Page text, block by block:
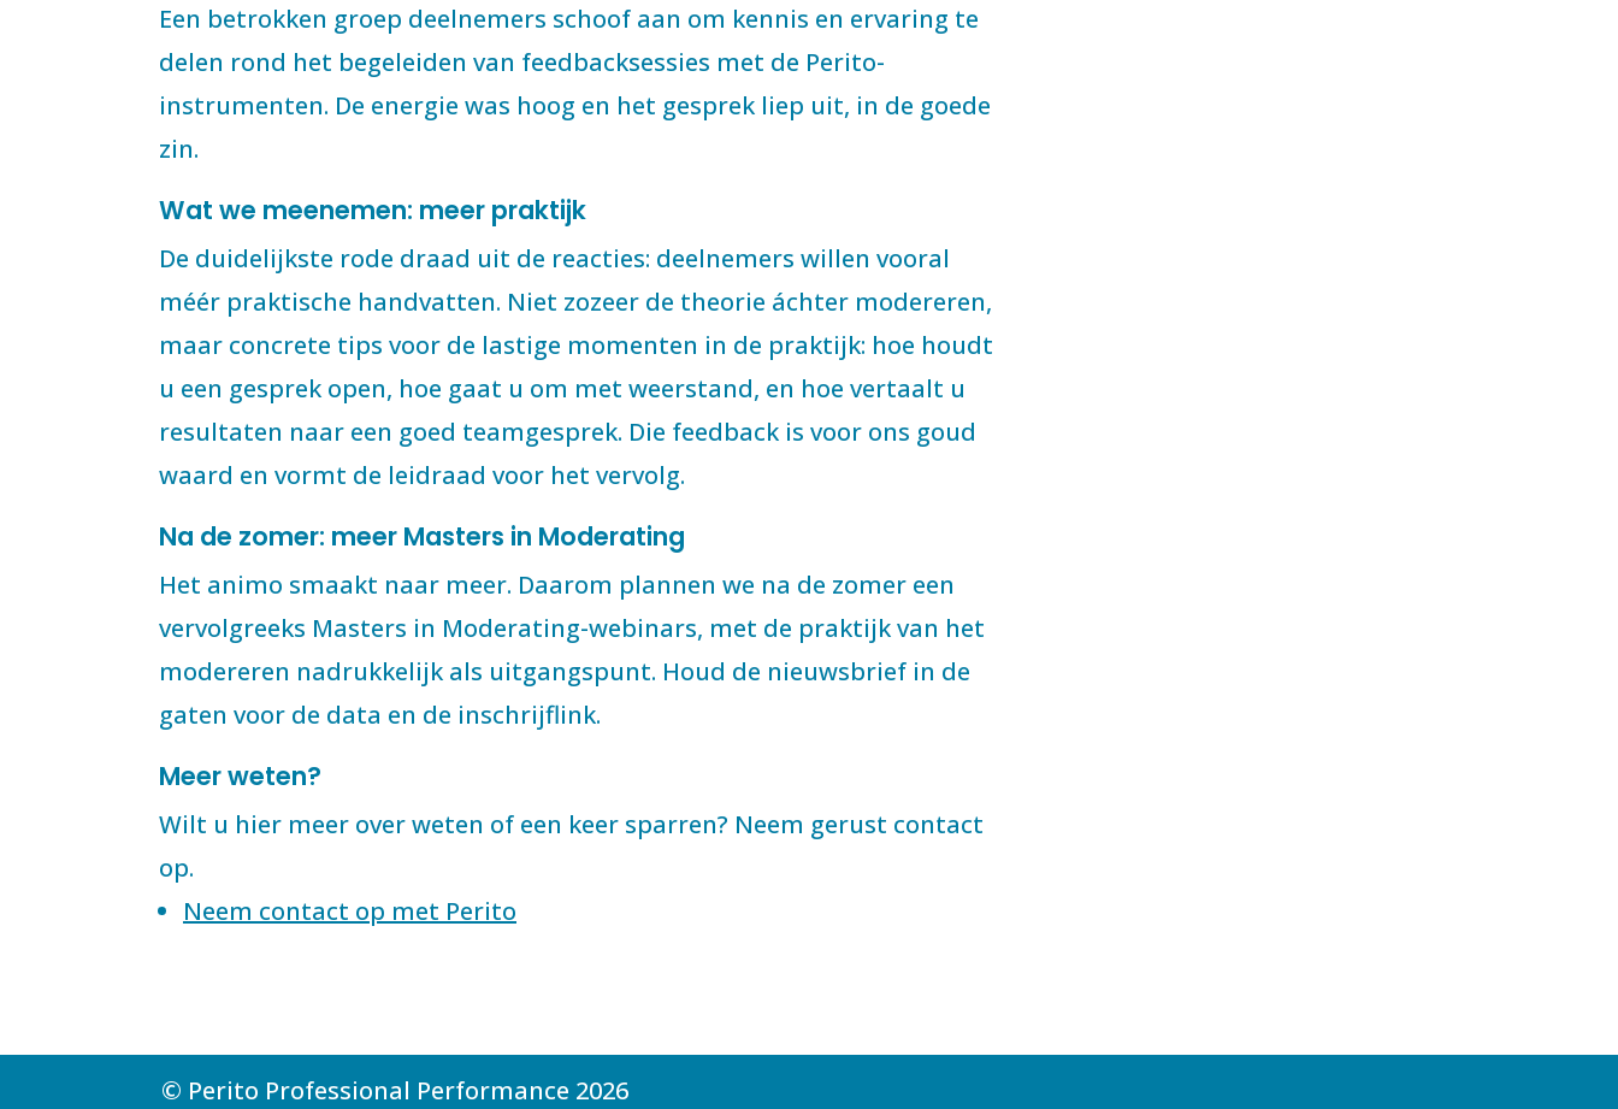
Een betrokken groep deelnemers schoof aan om kennis en ervaring te
delen rond het begeleiden van feedbacksessies met de Perito-
instrumenten. De energie was hoog en het gesprek liep uit, in de goede
zin.
Wat we meenemen: meer praktijk
De duidelijkste rode draad uit de reacties: deelnemers willen vooral
méér praktische handvatten. Niet zozeer de theorie áchter modereren,
maar concrete tips voor de lastige momenten in de praktijk: hoe houdt
u een gesprek open, hoe gaat u om met weerstand, en hoe vertaalt u
resultaten naar een goed teamgesprek. Die feedback is voor ons goud
waard en vormt de leidraad voor het vervolg.
Na de zomer: meer Masters in Moderating
Het animo smaakt naar meer. Daarom plannen we na de zomer een
vervolgreeks Masters in Moderating-webinars, met de praktijk van het
modereren nadrukkelijk als uitgangspunt. Houd de nieuwsbrief in de
gaten voor de data en de inschrijflink.
Meer weten?
Wilt u hier meer over weten of een keer sparren? Neem gerust contact
op.
Neem contact op met Perito
© Perito Professional Performance 2026